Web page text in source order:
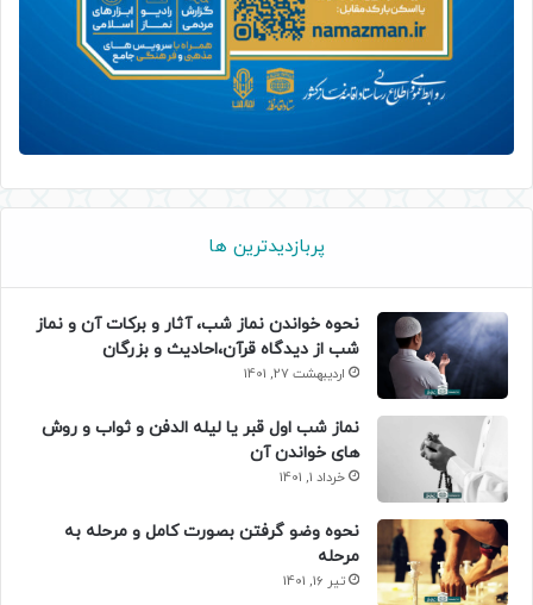
پربازدیدترین ها
نحوه خواندن نماز شب، آثار و برکات آن و نماز
شب از دیدگاه قرآن،احادیث و بزرگان
اردیبهشت 27, 1401
نماز شب اول قبر یا لیله الدفن و ثواب و روش
های خواندن آن
خرداد 1, 1401
نحوه وضو گرفتن بصورت کامل و مرحله به
مرحله
تیر 16, 1401